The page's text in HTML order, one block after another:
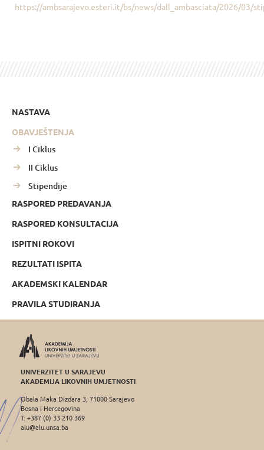
https://ambsarajevo.esteri.it/bs/news/dall_ambasciata/2026/03/
NASTAVA
OBAVJEŠTENJA
I Ciklus
II Ciklus
Stipendije
RASPORED PREDAVANJA
RASPORED KONSULTACIJA
ISPITNI ROKOVI
REZULTATI ISPITA
AKADEMSKI KALENDAR
PRAVILA STUDIRANJA
UNIVERZITET U SARAJEVU
AKADEMIJA LIKOVNIH UMJETNOSTI
Obala Maka Dizdara 3, 71000 Sarajevo
Bosna i Hercegovina
T: +387 (0) 33 210 369
alu@alu.unsa.ba